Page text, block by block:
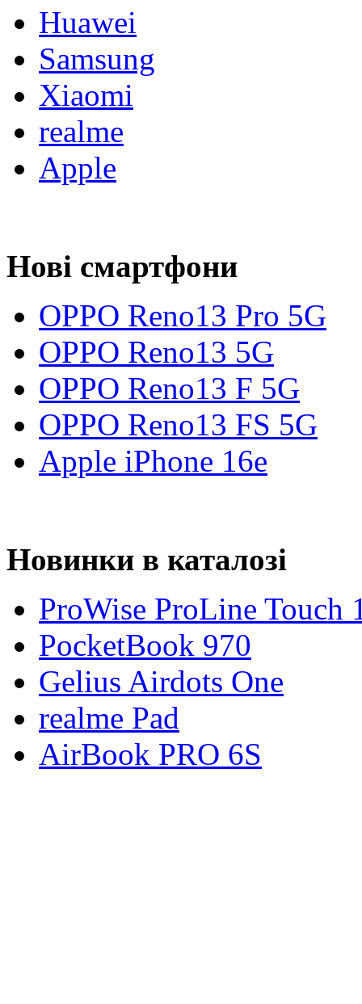
Huawei
Samsung
Xiaomi
realme
Apple
Нові смартфони
OPPO Reno13 Pro 5G
OPPO Reno13 5G
OPPO Reno13 F 5G
OPPO Reno13 FS 5G
Apple iPhone 16e
Новинки в каталозі
ProWise ProLine Touch
PocketBook 970
Gelius Airdots One
realme Pad
AirBook PRO 6S